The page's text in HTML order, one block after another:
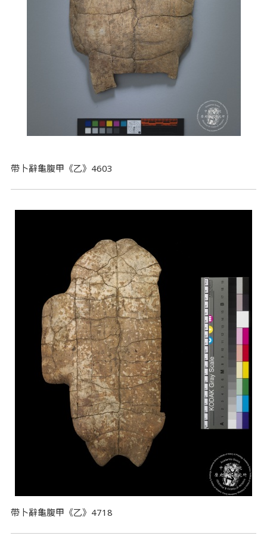
帶卜辭龜腹甲《乙》4603
帶卜辭龜腹甲《乙》4718